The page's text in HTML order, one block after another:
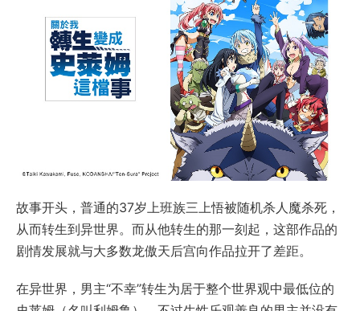
故事开头，普通的37岁上班族三上悟被随机杀人魔杀死，
从而转生到异世界。而从他转生的那一刻起，这部作品的
剧情发展就与大多数龙傲天后宫向作品拉开了差距。
在异世界，男主“不幸”转生为居于整个世界观中最低位的